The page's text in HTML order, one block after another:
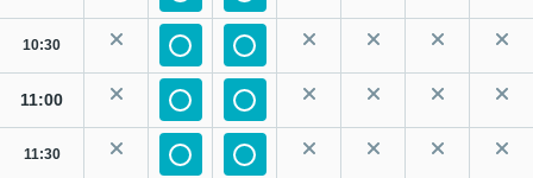
10:30
11:00
11:30